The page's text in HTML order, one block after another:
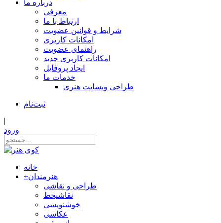
درباره ما
معرفی
ارتباط با ما
شرایط و قوانین عضویت
امکانات کاربری
راهنمای عضویت
امکانات کاربری جدید
ایجاد پروفایل
خدمات ما
طراحی وبسایت هنری
ثبت‌نام
|
ورود
خانه
+هنرمندان
طراحی و نقاشی
نقاشیخط
خوشنویسی
عکاسی